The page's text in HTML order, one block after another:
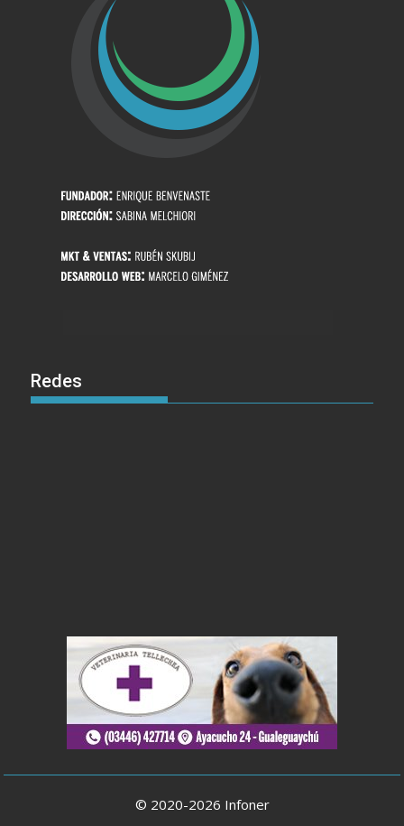
Redes
© 2020-2026 Infoner